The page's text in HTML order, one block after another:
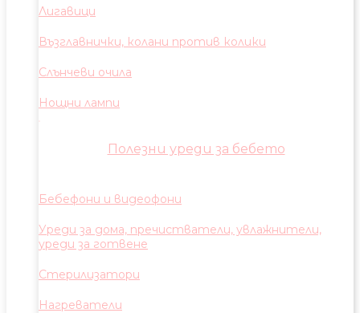
Лигавици
Възглавнички, колани против колики
Слънчеви очила
Нощни лампи
Полезни уреди за бебето
Бебефони и видеофони
Уреди за дома, пречистватели, увлажнители,
уреди за готвене
Стерилизатори
Нагреватели